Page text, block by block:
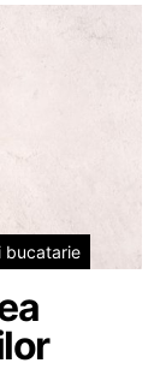
bucatarie